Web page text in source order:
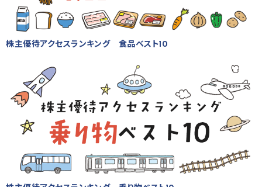
株主優待アクセスランキング 食品ベスト10